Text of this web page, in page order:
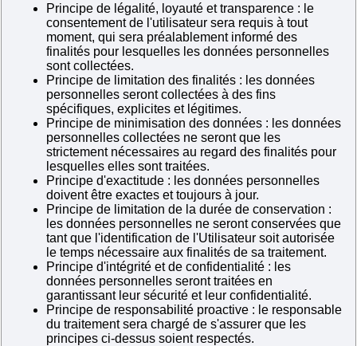
Principe de légalité, loyauté et transparence : le
consentement de l'utilisateur sera requis à tout
moment, qui sera préalablement informé des
finalités pour lesquelles les données personnelles
sont collectées.
Principe de limitation des finalités : les données
personnelles seront collectées à des fins
spécifiques, explicites et légitimes.
Principe de minimisation des données : les données
personnelles collectées ne seront que les
strictement nécessaires au regard des finalités pour
lesquelles elles sont traitées.
Principe d'exactitude : les données personnelles
doivent être exactes et toujours à jour.
Principe de limitation de la durée de conservation :
les données personnelles ne seront conservées que
tant que l'identification de l'Utilisateur soit autorisée
le temps nécessaire aux finalités de sa traitement.
Principe d'intégrité et de confidentialité : les
données personnelles seront traitées en
garantissant leur sécurité et leur confidentialité.
Principe de responsabilité proactive : le responsable
du traitement sera chargé de s'assurer que les
principes ci-dessus soient respectés.